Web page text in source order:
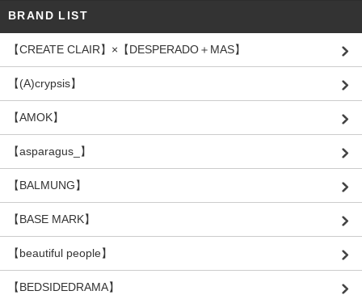
BRAND LIST
【CREATE CLAIR】×【DESPERADO＋MAS】
【(A)crypsis】
【AMOK】
【asparagus_】
【BALMUNG】
【BASE MARK】
【beautiful people】
【BEDSIDEDRAMA】